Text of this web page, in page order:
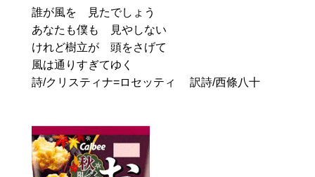
誰が風を 見たでしょう
あなたも僕も 見やしない
けれど樹立が 頭をさげて
風は通りすぎてゆく
詩/クリスティナ=ロセッティ 訳詩/西條八十